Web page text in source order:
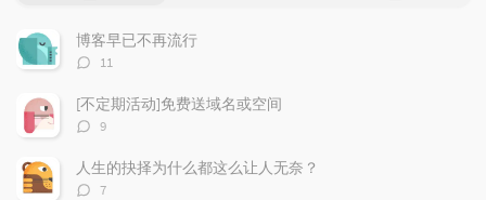
文
章
博客早已不再流行
评
数：
11
[不定期活动]免费送域名或空间
评
数：
9
人生的抉择为什么都这么让人无奈？
评
7